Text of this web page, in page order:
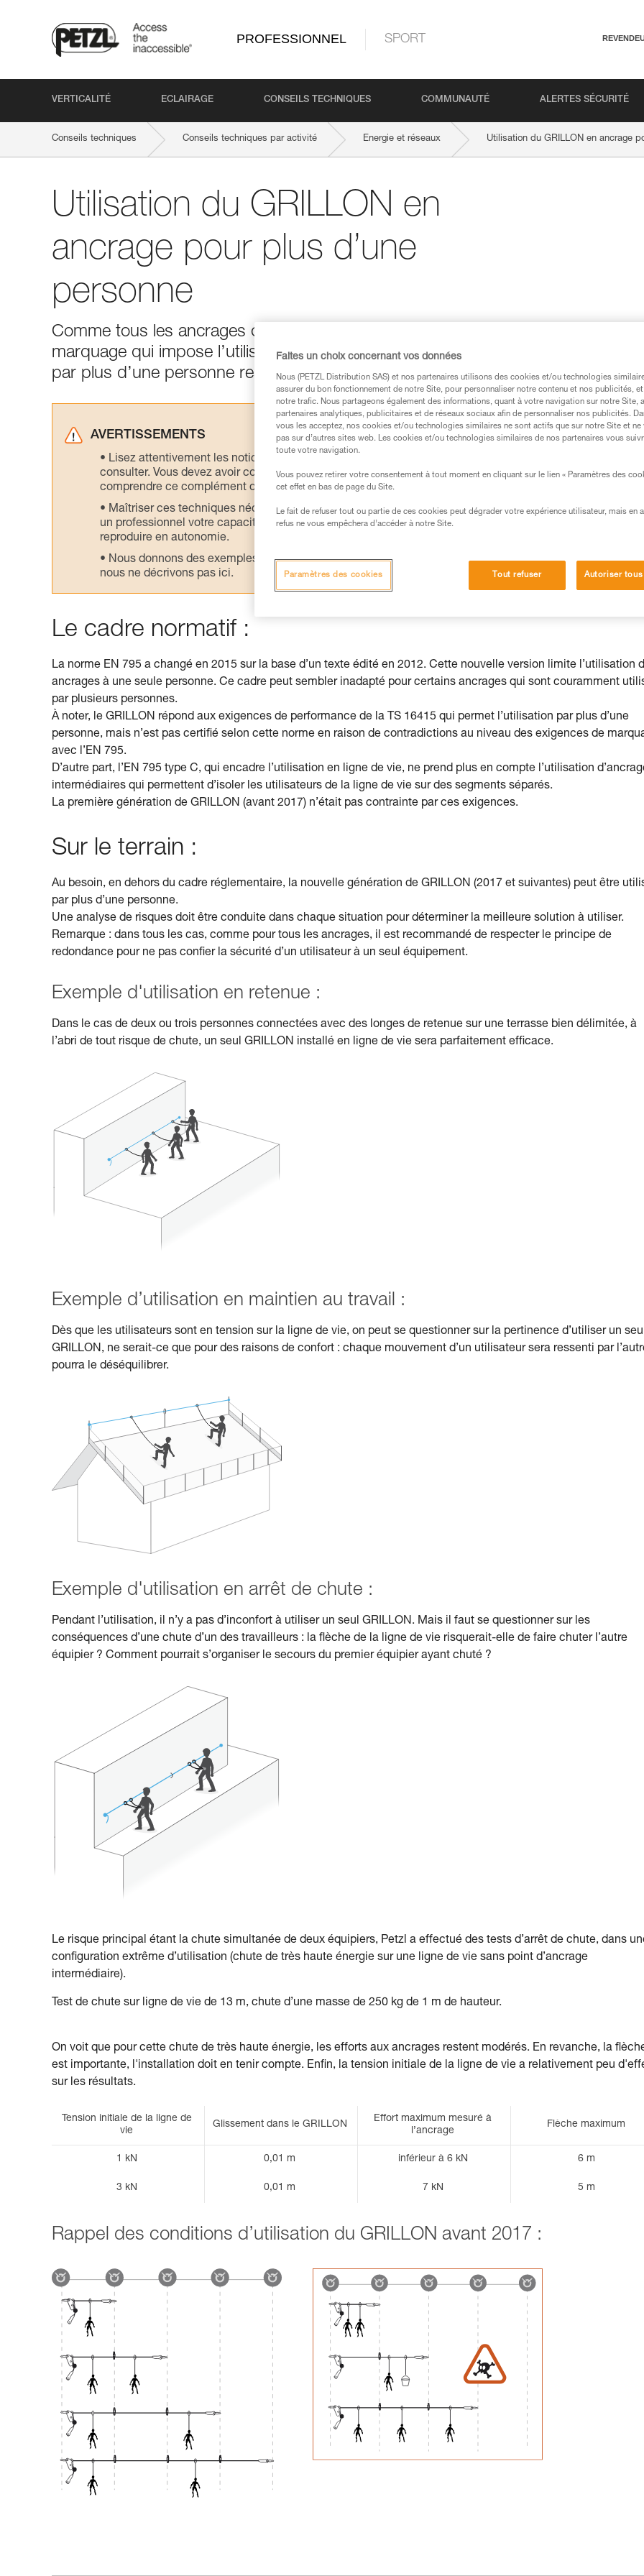
PROFESSIONNEL SPORT
VERTICALITÉ ECLAIRAGE CONSEILS TECHNIQUES COMMUNAUTÉ ALERTES SÉCURITÉ
Conseils techniques Conseils techniques par activité Energie et réseaux Utilisation du GRILLON en ancrage
Utilisation du GRILLON en
ancrage pour plus d’une
personne
Comme tous les ancrages certifiés EN 795 après 2015, le GRILLON porte un
marquage qui impose l’utilisation par une seule personne. Sur le terrain,
par plus d’une personne reste possible.
AVERTISSEMENTS
Lisez attentivement les notices techniques des produits utilisés dans ce conseil avant de le
consulter. Vous devez avoir compris les informations de la notice technique pour pouvoir
comprendre ce complément d’informations.
Maîtriser ces techniques nécessite une formation et un entraînement spécifique. Validez avec
un professionnel votre capacité à refaire la manipulation, seul, en toute sécurité, avant de la
reproduire en autonomie.
Nous donnons des exemples de techniques liées à votre activité. Il peut en exister d’autres que
nous ne décrivons pas ici.
Le cadre normatif :
La norme EN 795 a changé en 2015 sur la base d’un texte édité en 2012. Cette nouvelle version limite l’utilisation
ancrages à une seule personne. Ce cadre peut sembler inadapté pour certains ancrages qui sont couramment
par plusieurs personnes.
À noter, le GRILLON répond aux exigences de performance de la TS 16415 qui permet l’utilisation par plus d’une
personne, mais n’est pas certifié selon cette norme en raison de contradictions au niveau des exigences de
avec l’EN 795.
D’autre part, l’EN 795 type C, qui encadre l’utilisation en ligne de vie, ne prend plus en compte l’utilisation
intermédiaires qui permettent d’isoler les utilisateurs de la ligne de vie sur des segments séparés.
La première génération de GRILLON (avant 2017) n’était pas contrainte par ces exigences.
Sur le terrain :
Au besoin, en dehors du cadre réglementaire, la nouvelle génération de GRILLON (2017 et suivantes) peut être
par plus d’une personne.
Une analyse de risques doit être conduite dans chaque situation pour déterminer la meilleure solution à utiliser.
Remarque : dans tous les cas, comme pour tous les ancrages, il est recommandé de respecter le principe de
redondance pour ne pas confier la sécurité d’un utilisateur à un seul équipement.
Exemple d'utilisation en retenue :
Dans le cas de deux ou trois personnes connectées avec des longes de retenue sur une terrasse bien délimitée, à
l’abri de tout risque de chute, un seul GRILLON installé en ligne de vie sera parfaitement efficace.
Exemple d’utilisation en maintien au travail :
Dès que les utilisateurs sont en tension sur la ligne de vie, on peut se questionner sur la pertinence d’utiliser un
GRILLON, ne serait-ce que pour des raisons de confort : chaque mouvement d’un utilisateur sera ressenti par
pourra le déséquilibrer.
Exemple d'utilisation en arrêt de chute :
Pendant l’utilisation, il n’y a pas d’inconfort à utiliser un seul GRILLON. Mais il faut se questionner sur les
conséquences d’une chute d’un des travailleurs : la flèche de la ligne de vie risquerait-elle de faire chuter l’autre
équipier ? Comment pourrait s’organiser le secours du premier équipier ayant chuté ?
Le risque principal étant la chute simultanée de deux équipiers, Petzl a effectué des tests d’arrêt de chute, dans
configuration extrême d’utilisation (chute de très haute énergie sur une ligne de vie sans point d’ancrage
intermédiaire).
Test de chute sur ligne de vie de 13 m, chute d’une masse de 250 kg de 1 m de hauteur.
On voit que pour cette chute de très haute énergie, les efforts aux ancrages restent modérés. En revanche, la
est importante, l'installation doit en tenir compte. Enfin, la tension initiale de la ligne de vie a relativement peu
sur les résultats.
Tension initiale de la ligne de
vie
Glissement dans le GRILLON
Effort maximum mesuré à
l’ancrage
Flèche maximum
1 kN 0,01 m inférieur à 6 kN 6 m
3 kN 0,01 m 7 kN 5 m
Rappel des conditions d’utilisation du GRILLON avant 2017 :
Faites un choix concernant vos données
Nous (PETZL Distribution SAS) et nos partenaires utilisons des cookies et/ou technologies
assurer du bon fonctionnement de notre Site, pour personnaliser notre contenu et nos publicités,
notre trafic. Nous partageons également des informations, quant à votre navigation sur notre Site,
partenaires analytiques, publicitaires et de réseaux sociaux afin de personnaliser nos publicités.
vous les acceptez, nos cookies et/ou technologies similaires ne sont actifs que sur notre Site et ne
pas sur d’autres sites web. Les cookies et/ou technologies similaires de nos partenaires vous
toute votre navigation.
Vous pouvez retirer votre consentement à tout moment en cliquant sur le lien « Paramètres des
cet effet en bas de page du Site.
Le fait de refuser tout ou partie de ces cookies peut dégrader votre expérience utilisateur, mais en
refus ne vous empêchera d’accéder à notre Site.
Tout refuser Autoriser
Paramètres des cookies